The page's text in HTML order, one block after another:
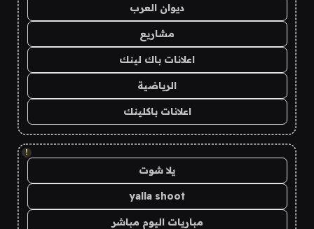
ديوان العرب
مشاريع
اعلانات باك لينك
الرياضية
اعلانات باكلينك
!
يلا شوت
yalla shoot
مباريات اليوم مباشر